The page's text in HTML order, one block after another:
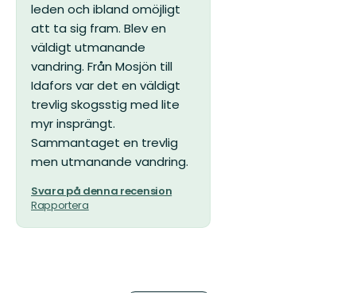
leden och ibland omöjligt
att ta sig fram. Blev en
väldigt utmanande
vandring. Från Mosjön till
Idafors var det en väldigt
trevlig skogsstig med lite
myr insprängt.
Sammantaget en trevlig
men utmanande vandring.
Svara på denna recension
Rapportera